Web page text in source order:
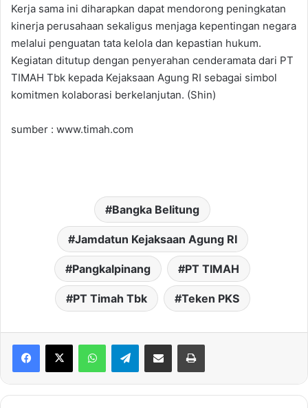
Kerja sama ini diharapkan dapat mendorong peningkatan
kinerja perusahaan sekaligus menjaga kepentingan negara
melalui penguatan tata kelola dan kepastian hukum.
Kegiatan ditutup dengan penyerahan cenderamata dari PT
TIMAH Tbk kepada Kejaksaan Agung RI sebagai simbol
komitmen kolaborasi berkelanjutan. (Shin)
sumber : www.timah.com
Bangka Belitung
Jamdatun Kejaksaan Agung RI
Pangkalpinang PT TIMAH
PT Timah Tbk Teken PKS
WhatsAppTelegramShare via Email Print